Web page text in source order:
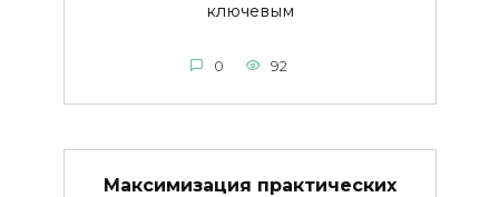
ключевым
0 92
Максимизация практических